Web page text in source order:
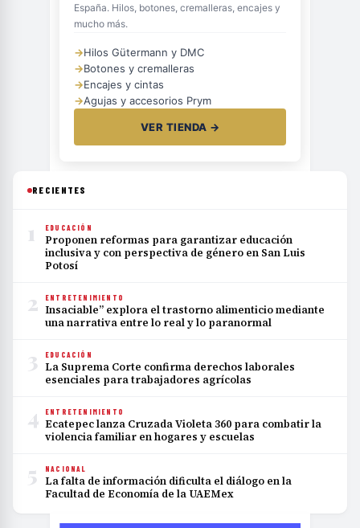
España. Hilos, botones, cremalleras, encajes y
mucho más.
→Hilos Gütermann y DMC
→Botones y cremalleras
→Encajes y cintas
→Agujas y accesorios Prym
VER TIENDA →
RECIENTES
1 EDUCACIÓN
Proponen reformas para garantizar educación
inclusiva y con perspectiva de género en San Luis
Potosí
2 ENTRETENIMIENTO
Insaciable” explora el trastorno alimenticio mediante
una narrativa entre lo real y lo paranormal
3 EDUCACIÓN
La Suprema Corte confirma derechos laborales
esenciales para trabajadores agrícolas
4 ENTRETENIMIENTO
Ecatepec lanza Cruzada Violeta 360 para combatir la
violencia familiar en hogares y escuelas
5 NACIONAL
La falta de información dificulta el diálogo en la
Facultad de Economía de la UAEMex